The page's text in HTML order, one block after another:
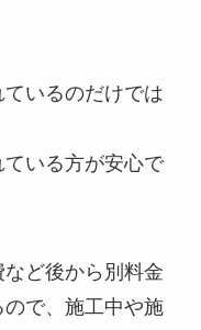
いるのだけでは
いる方が安心で
ど後から別料金
で、施工中や施